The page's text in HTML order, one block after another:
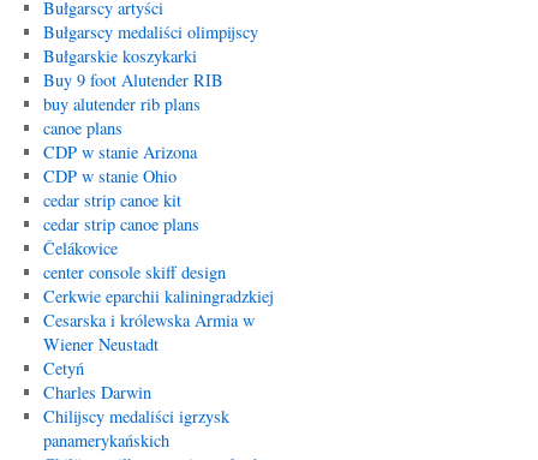
Bułgarscy artyści
Bułgarscy medaliści olimpijscy
Bułgarskie koszykarki
Buy 9 foot Alutender RIB
buy alutender rib plans
canoe plans
CDP w stanie Arizona
CDP w stanie Ohio
cedar strip canoe kit
cedar strip canoe plans
Čelákovice
center console skiff design
Cerkwie eparchii kaliningradzkiej
Cesarska i królewska Armia w
Wiener Neustadt
Cetyń
Charles Darwin
Chilijscy medaliści igrzysk
panamerykańskich